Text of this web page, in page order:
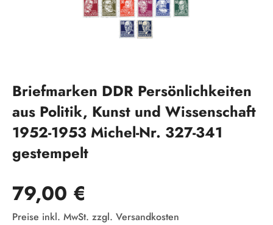
Briefmarken DDR Persönlichkeiten
aus Politik, Kunst und Wissenschaft
1952-1953 Michel-Nr. 327-341
gestempelt
Regulärer Preis:
79,00 €
Preise inkl. MwSt. zzgl. Versandkosten